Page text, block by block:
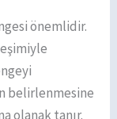
önemlidir.
belirlenmesine
olanak tanır.